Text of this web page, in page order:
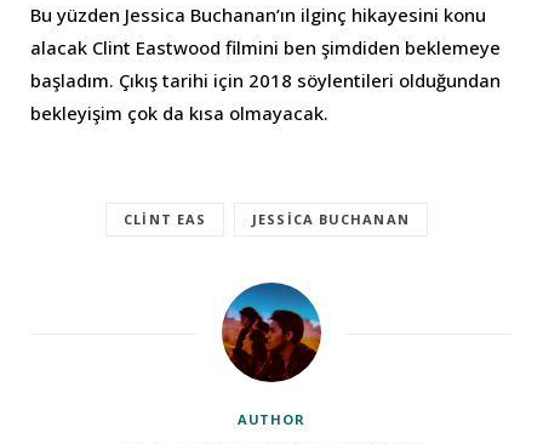
Bu yüzden Jessica Buchanan’ın ilginç hikayesini konu
alacak Clint Eastwood filmini ben şimdiden beklemeye
başladım. Çıkış tarihi için 2018 söylentileri olduğundan
bekleyişim çok da kısa olmayacak.
CLINT EAS JESSICA BUCHANAN
AUTHOR